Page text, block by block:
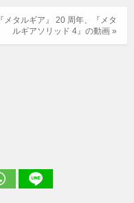
『メタルギア』 20 周年、『メタ
ルギアソリッド 4』の動画 »